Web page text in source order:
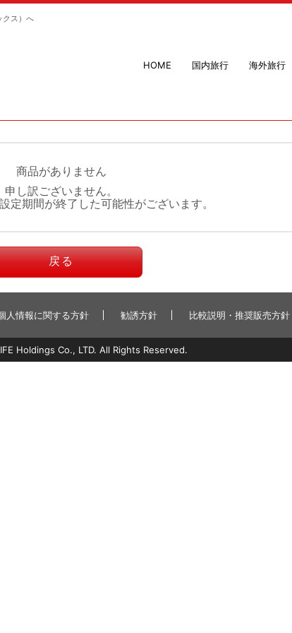
クス）へ
HOME 国内旅行 海外旅行
商品がありません
申し訳ございません。
定期間が終了した可能性がございます。
戻る
人情報に関する方針 勧誘方針 比較説明・推奨販売方針
Holdings Co., LTD. All Rights Reserved.